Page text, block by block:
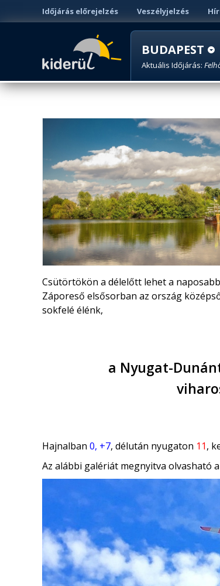
Időjárás előrejelzés Veszélyjelzés
BUDAPEST
Aktuális Időjárás:
Csütörtökön a délelőtt lehet a
Záporeső elsősorban az ország
sokfelé élénk,
a Nyugat-
Hajnalban 0, +7, délután nyugaton 11,
Az alábbi galériát megnyitva olvasható